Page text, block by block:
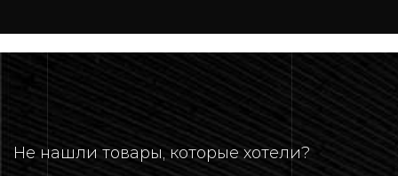
Не нашли товары, которые хотели?